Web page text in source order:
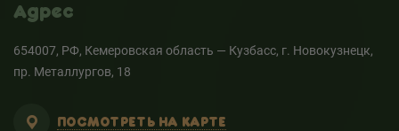
Адрес
654007, РФ, Кемеровская область — Кузбасс, г. Новокузнецк,
пр. Металлургов, 18
ПОСМОТРЕТЬ НА КАРТЕ